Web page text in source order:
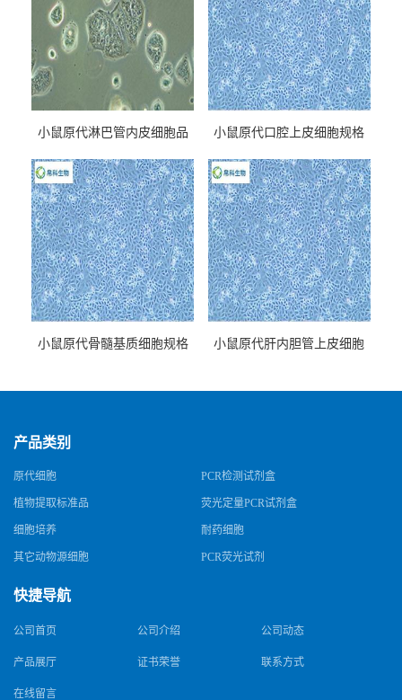
小鼠原代淋巴管内皮细胞品
小鼠原代口腔上皮细胞规格
小鼠原代骨髓基质细胞规格
小鼠原代肝内胆管上皮细胞
产品类别
原代细胞 PCR检测试剂盒
植物提取标准品 荧光定量PCR试剂盒
细胞培养 耐药细胞
其它动物源细胞 PCR荧光试剂
快捷导航
公司首页 公司介绍 公司动态
产品展厅 证书荣誉 联系方式
在线留言